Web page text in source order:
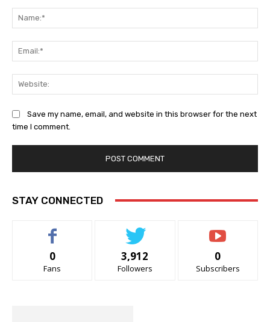
Save my name, email, and website in this browser for the next
time I comment.
STAY CONNECTED
0
Fans
3,912
Followers
0
Subscribers